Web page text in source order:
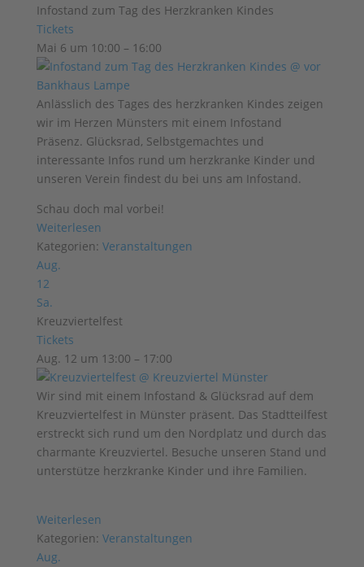
Infostand zum Tag des Herzkranken Kindes
Tickets
Mai 6 um 10:00 – 16:00
Anlässlich des Tages des herzkranken Kindes zeigen
wir im Herzen Münsters mit einem Infostand
Präsenz. Glücksrad, Selbstgemachtes und
interessante Infos rund um herzkranke Kinder und
unseren Verein findest du bei uns am Infostand.
Schau doch mal vorbei!
Weiterlesen
Kategorien: Veranstaltungen
Aug.
12
Sa.
Kreuzviertelfest
Tickets
Aug. 12 um 13:00 – 17:00
Wir sind mit einem Infostand & Glücksrad auf dem
Kreuzviertelfest in Münster präsent. Das Stadtteilfest
erstreckt sich rund um den Nordplatz und durch das
charmante Kreuzviertel. Besuche unseren Stand und
unterstütze herzkranke Kinder und ihre Familien.
Weiterlesen
Kategorien: Veranstaltungen
Aug.